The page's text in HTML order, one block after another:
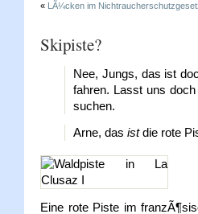
« LÃ¼cken im
Skipiste?
Nee, Jungs, das ist
fahren. Lasst uns
suchen.
Arne, das istdie rote
Eine rote Piste im